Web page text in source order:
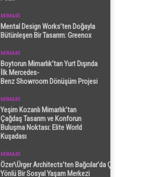
MİMARİ
Mental Design Works’ten Doğayla
Bütünleşen Bir Tasarım: Greenox
MİMARİ
Boytorun Mimarlık’tan Yurt Dışında
İlk Mercedes-
Benz Showroom Dönüşüm Projesi
MİMARİ
Yeşim Kozanlı Mimarlık’tan
Çağdaş Tasarım ve Konforun
Buluşma Noktası: Elite World
Kuşadası
MİMARİ
Özer\Ürger Architects’ten Bağcılar’da Çok
Yönlü Bir Sosyal Yaşam Merkezi